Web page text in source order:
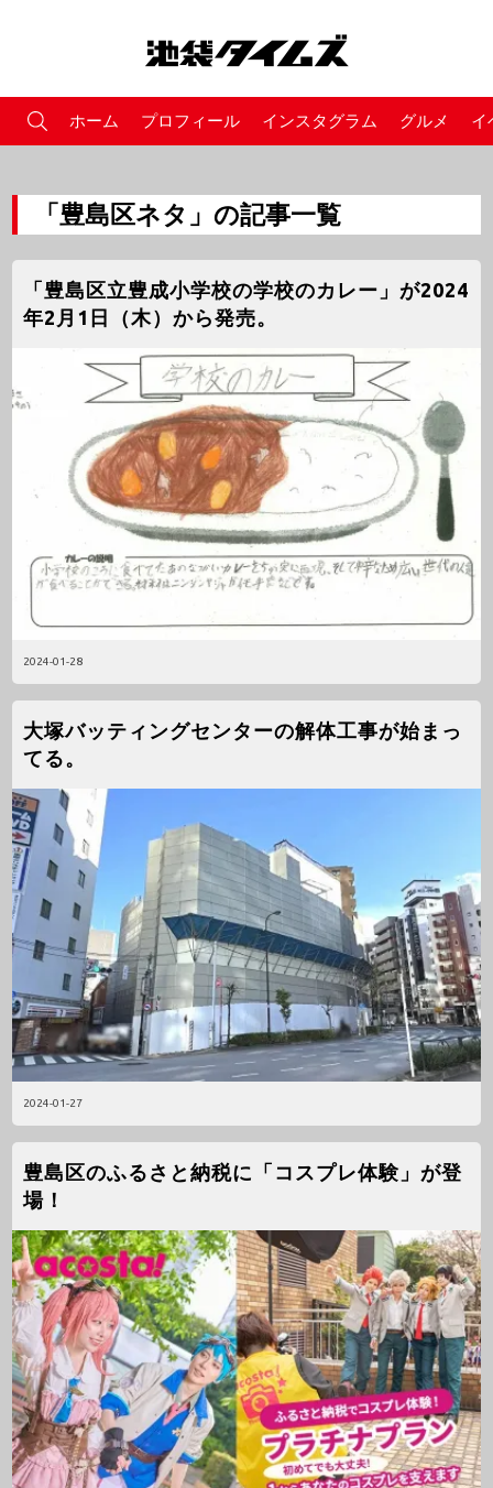
ホーム プロフィール インスタグラム グルメ イ
「豊島区ネタ」の記事一覧
2024-01-28
「豊島区立豊成小学校の学校のカレー」が2024
年2月1日（木）から発売。
2024-01-27
大塚バッティングセンターの解体工事が始まっ
てる。
豊島区のふるさと納税に「コスプレ体験」が登
場！